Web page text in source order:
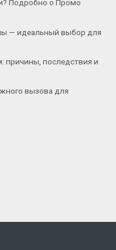
Подробно о Промо
— идеальный выбор для
причины, последствия и
вызова для